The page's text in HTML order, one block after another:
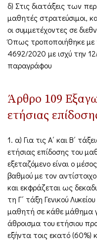
δ) Στις διατάξεις των
μαθητές στρατεύσιμοι,
οι συμμετέχοντες σε
Όπως τροποποιήθηκε με
4692/2020 με ισχύ την
παραγράφου
Άρθρο 109
ετήσιας
1. α) Για τις Α΄ και Β΄
ετήσιας επίδοσης του
εξεταζόμενο είναι ο
βαθμού με τον
και εκφράζεται ως
τη Γ΄ τάξη Γενικού
μαθητή σε κάθε μάθημα
άθροισμα του ετήσιου
εξήντα τοις εκατό